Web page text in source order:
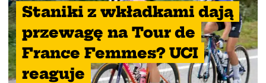
Staniki z wkładkami dają
przewagę na Tour de
France Femmes? UCI
reaguje